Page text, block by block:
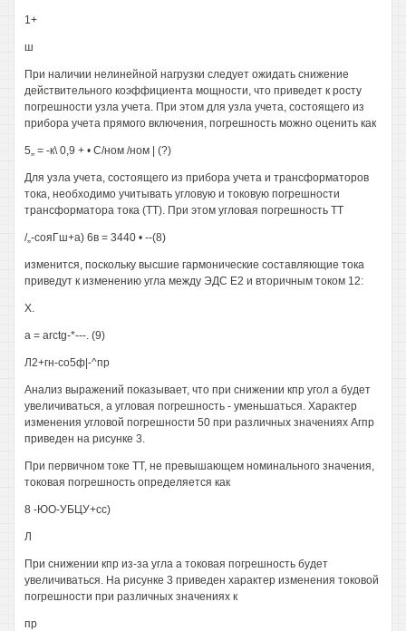
1+
ш
При наличии нелинейной нагрузки следует ожидать снижение
действительного коэффициента мощности, что приведет к росту
погрешности узла учета. При этом для узла учета, состоящего из
прибора учета прямого включения, погрешность можно оценить как
5„ = -к\ 0,9 + • С/ном /ном | (?)
Для узла учета, состоящего из прибора учета и трансформаторов
тока, необходимо учитывать угловую и токовую погрешности
трансформатора тока (ТТ). При этом угловая погрешность ТТ
/„-сояГш+а) 6в = 3440 • --(8)
изменится, поскольку высшие гармонические составляющие тока
приведут к изменению угла между ЭДС Е2 и вторичным током 12:
X.
а = arctg-*---. (9)
Л2+гн-со5ф|-^пр
Анализ выражений показывает, что при снижении кпр угол а будет
увеличиваться, а угловая погрешность - уменьшаться. Характер
изменения угловой погрешности 50 при различных значениях Агпр
приведен на рисунке 3.
При первичном токе ТТ, не превышающем номинального значения,
токовая погрешность определяется как
8 -ЮО-УБЦУ+сс)
Л
При снижении кпр из-за угла а токовая погрешность будет
увеличиваться. На рисунке 3 приведен характер изменения токовой
погрешности при различных значениях к
пр